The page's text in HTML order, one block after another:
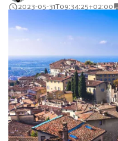
2023-05-31T09:34:25+02:00